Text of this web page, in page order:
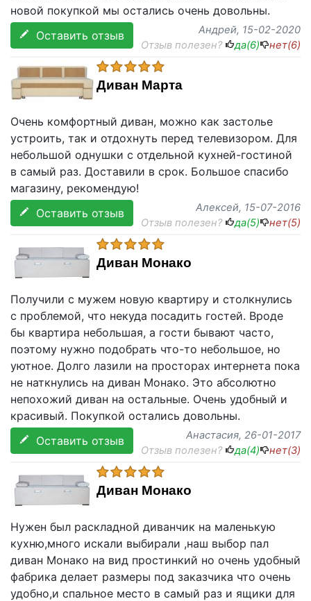
новой покупкой мы остались очень довольны.
Оставить отзыв
Андрей, 15-02-2020
Отзыв полезен?
да(6) нет(6)
Диван Марта
Очень комфортный диван, можно как застолье
устроить, так и отдохнуть перед телевизором. Для
небольшой однушки с отдельной кухней-гостиной
в самый раз. Доставили в срок. Большое спасибо
магазину, рекомендую!
Оставить отзыв
Алексей, 15-07-2016
Отзыв полезен?
да(5) нет(5)
Диван Монако
Получили с мужем новую квартиру и столкнулись
с проблемой, что некуда посадить гостей. Вроде
бы квартира небольшая, а гости бывают часто,
поэтому нужно подобрать что-то небольшое, но
уютное. Долго лазили на просторах интернета пока
не наткнулись на диван Монако. Это абсолютно
непохожий диван на остальные. Очень удобный и
красивый. Покупкой остались довольны.
Оставить отзыв
Анастасия, 26-01-2017
Отзыв полезен?
да(4) нет(3)
Диван Монако
Нужен был раскладной диванчик на маленькую
кухню,много искали выбирали ,наш выбор пал
диван Монако на вид простинкий но очень удобный
фабрика делает размеры под заказчика что очень
удобно,и спальное место в самый раз и ящики для